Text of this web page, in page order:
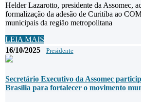
Helder Lazarotto, presidente da Assomec,
formalização da adesão de Curitiba ao
municipais da região metropolitana
LEIA MAIS
16/10/2025
Presidente
Secretário Executivo da Assomec
Brasília para fortalecer o movimento